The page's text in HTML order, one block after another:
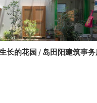
长的花园 / 岛田阳建筑事